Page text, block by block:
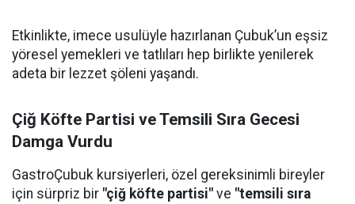
Etkinlikte, imece usulüyle hazırlanan Çubuk’un eşsiz
yöresel yemekleri ve tatlıları hep birlikte yenilerek
adeta bir lezzet şöleni yaşandı.
Çiğ Köfte Partisi ve Temsili Sıra Gecesi
Damga Vurdu
GastroÇubuk kursiyerleri, özel gereksinimli bireyler
için sürpriz bir "çiğ köfte partisi" ve "temsili sıra